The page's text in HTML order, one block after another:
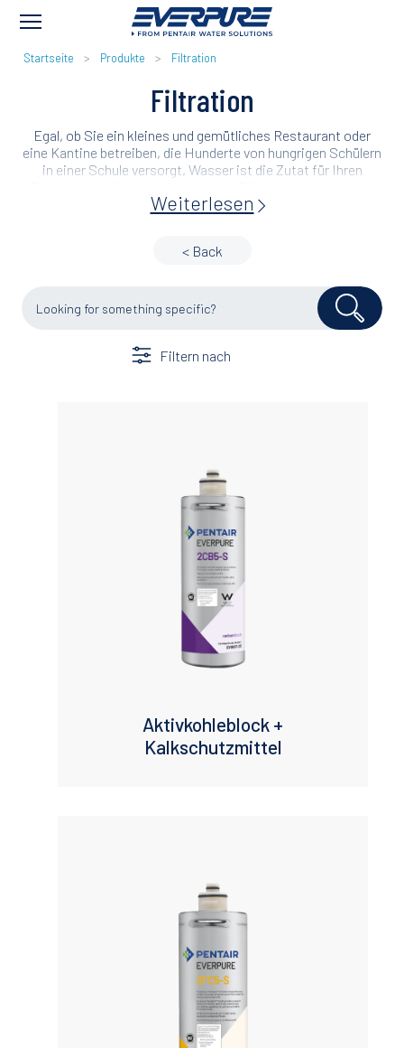
PFADNAVIGATION
Startseite Produkte Filtration
Filtration
Egal, ob Sie ein kleines und gemütliches Restaurant oder
eine Kantine betreiben, die Hunderte von hungrigen Schülern
in einer Schule versorgt. Wasser ist die Zutat für Ihren
umfangreichste, auf dem Markt erhältliche Sortiment, das
Weiterlesen
Filtern nach
< Back
Aktivkohleblock +
Kalkschutzmittel